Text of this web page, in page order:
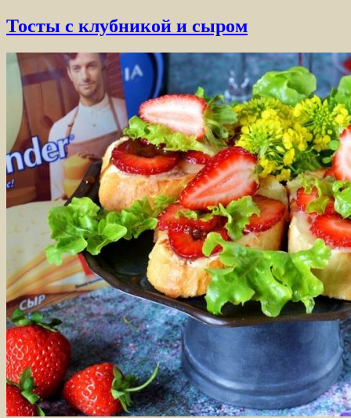
Тосты с клубникой и сыром